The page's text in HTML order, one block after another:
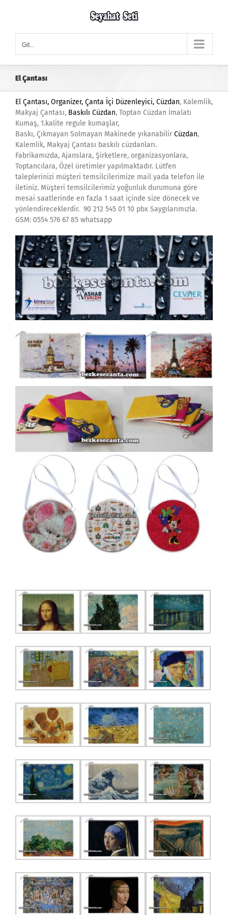
Git...
El Çantası
El Çantası, Organizer, Çanta İçi Düzenleyici, Cüzdan, Kalemlik,
Makyaj Çantası, Baskılı Cüzdan, Toptan Cüzdan İmalatı
Kumaş, 1.kalite regule kumaşlar,
Baskı, Çıkmayan Solmayan Makinede yıkanabilir Cüzdan,
Kalemlik, Makyaj Çantası baskılı cüzdanları.
Fabrikamızda, Ajanslara, Şirketlere, organizasyonlara,
Toptancılara, Özel üretimler yapılmaktadır. Lütfen
taleplerinizi müşteri temsilcilerimize mail yada telefon ile
iletiniz. Müşteri temsilcilerimiz yoğunluk durumuna göre
mesai saatlerinde en fazla 1 saat içinde size dönecek ve
yönlendireceklerdir. 90 212 545 01 10 pbx Saygılarımızla.
GSM: 0554 576 67 85 whatsapp